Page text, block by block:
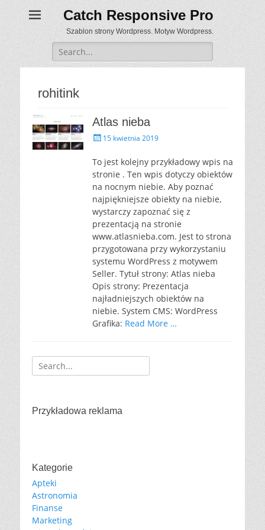
Catch Responsive Pro
Szablon strony Wordpress. Motyw Wordpress.
Search
for:
rohitink
Atlas nieba
P
s
e
d
o
n
15 kwietnia 2019
To jest kolejny przykładowy wpis na
stronie . Ten wpis dotyczy obiektów
na nocnym niebie. Aby poznać
najpiękniejsze obiekty na niebie,
wystarczy zapoznać się z
prezentacją na stronie
www.atlasnieba.com. Jest to strona
przygotowana przy wykorzystaniu
systemu WordPress z motywem
Seller. Tytuł strony: Atlas nieba
Opis strony: Prezentacja
najładniejszych obiektów na
niebie. System CMS: WordPress
Grafika: Read More …
Search
for:
Przykładowa reklama
Kategorie
Apteki
Astronomia
Finanse
Marketing